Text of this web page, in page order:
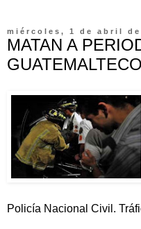
miércoles, 1 de abril de
MATAN A
Policía Nacional Civil.